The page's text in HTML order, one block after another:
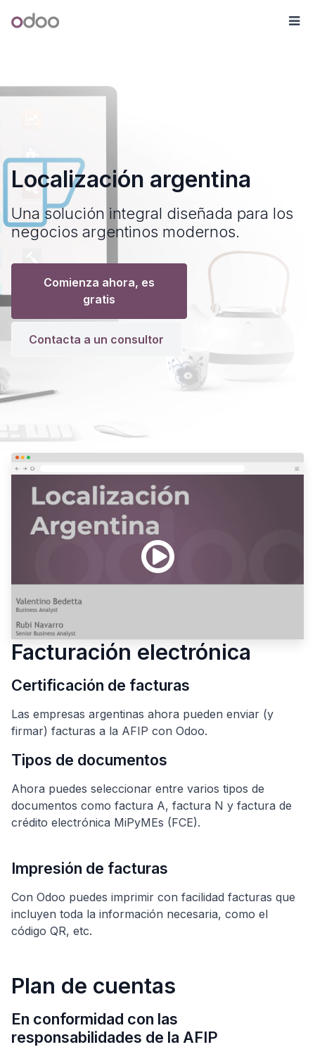
Odoo
Localización argentina
Una solución integral diseñada para los
negocios argentinos modernos.
Comienza ahora, es
gratis
Contacta a un consultor
Facturación electrónica
Certificación de facturas
Las empresas argentinas ahora pueden enviar (y
firmar) facturas a la AFIP con Odoo.
Tipos de documentos
Ahora puedes seleccionar entre varios tipos de
documentos como factura A, factura N y factura de
crédito electrónica MiPyMEs (FCE).
Impresión de facturas
Con Odoo puedes imprimir con facilidad facturas que
incluyen toda la información necesaria, como el
código QR, etc.
Plan de cuentas
En conformidad con las
responsabilidades de la AFIP